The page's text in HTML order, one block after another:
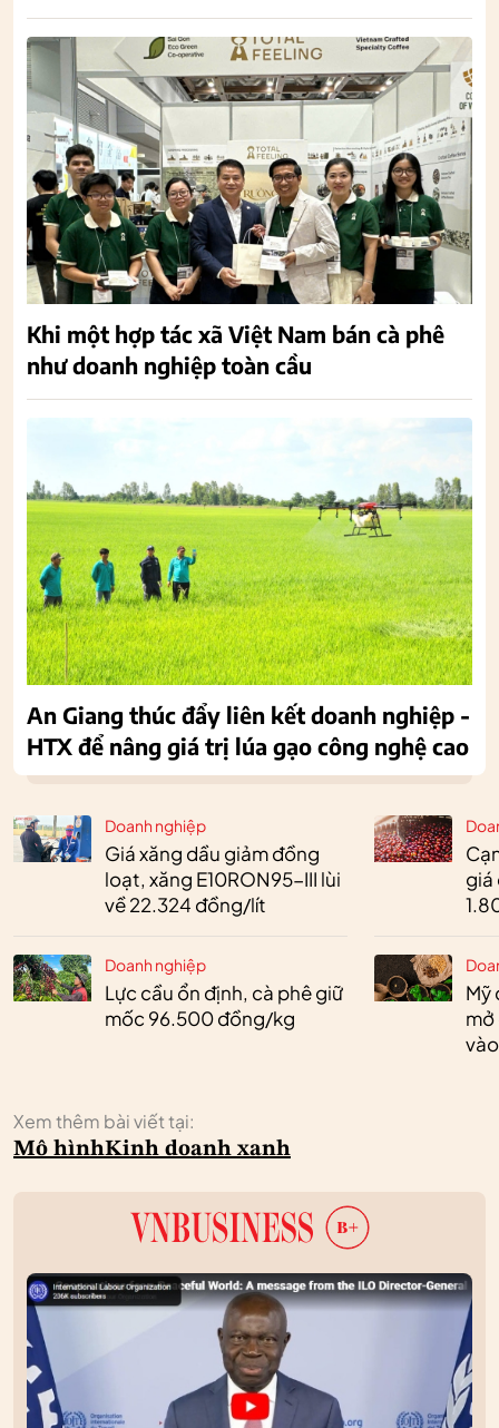
Doanh nghiệp
Giá xăng dầu giảm đồng
loạt, xăng E10RON95-III lùi
về 22.324 đồng/lít
Doanh nghiệp
Lực cầu ổn định, cà phê giữ
mốc 96.500 đồng/kg
giá
Mỹ
Xem thêm bài viết tại:
Mô hìnhKinh doanh xanh
Khi một hợp tác xã Việt Nam bán cà phê
như doanh nghiệp toàn cầu
An Giang thúc đẩy liên kết doanh nghiệp -
HTX để nâng giá trị lúa gạo công nghệ cao